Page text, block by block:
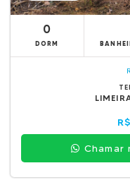
0
DORM
Chamar